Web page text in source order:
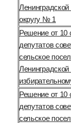
округу № 1
Решение от 10
депутатов
сельское
Решение от 10
депутатов
сельское